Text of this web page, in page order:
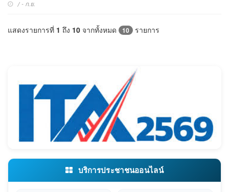
/ - ก.ย.
แสดงรายการที่ 1 ถึง 10 จากทั้งหมด 10 รายการ
บริการประชาชนออนไลน์